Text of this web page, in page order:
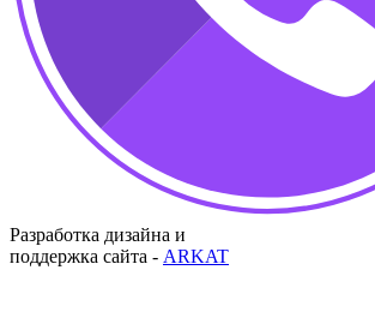
Разработка дизайна и
поддержка сайта - ARKAT